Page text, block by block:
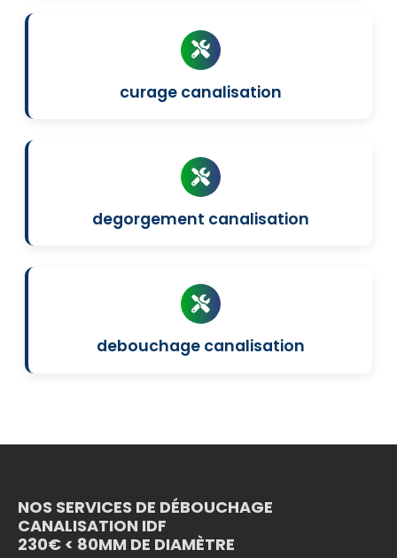
curage canalisation
degorgement canalisation
debouchage canalisation
NOS SERVICES DE DÉBOUCHAGE
CANALISATION IDF
230€ < 80MM DE DIAMÈTRE